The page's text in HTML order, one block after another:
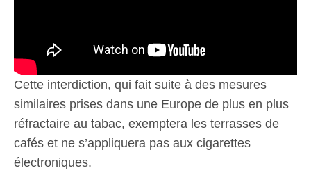
Cette interdiction, qui fait suite à des mesures
similaires prises dans une Europe de plus en plus
réfractaire au tabac, exemptera les terrasses de
cafés et ne s’appliquera pas aux cigarettes
électroniques.